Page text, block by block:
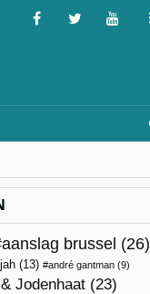
aanslag brussel (26)
(13) andré gantman (9)
Jodenhaat (23)